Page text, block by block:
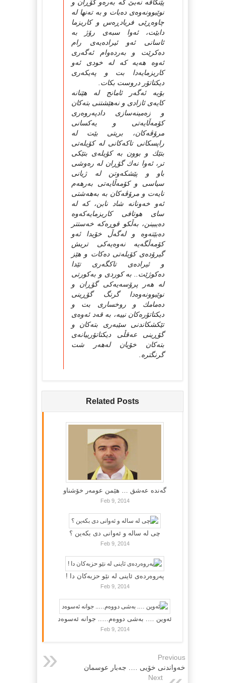
پێنگاڤه‌ نه‌بێ‌ كه‌ به‌ره‌و گۆڕان و
نوێبوونه‌وه‌ی ده‌بات و به‌ ته‌نها له‌
چاوه‌ڕێی فریادڕه‌س و كاریزما
دابێت، ئه‌وا سبه‌ی رۆژ به‌
ئاسانی ئه‌و ئیراده‌یه‌ی رام
ده‌كرێت و به‌رده‌وام ئه‌گه‌ری
ئه‌وه‌ هه‌یه‌ كه‌ له‌ خودی ئه‌و
كاریزمایه‌دا بت و په‌یكه‌ری
دیكتاتۆر دروست بكات.
بۆیه‌ ئه‌گه‌ر ئامانج له‌ هێنانه‌
كایه‌ی ئازادی و نه‌هێشتنی بته‌كان
و زه‌مینه‌سازی دادپه‌روه‌ری
كۆمه‌ڵایه‌تی و یه‌كسانی
مرۆڤه‌كان، بریتی بێت له‌
راپسكانی تاكه‌كانی له‌ كۆیله‌تی
بتێك و بوون به‌ كۆیله‌ی بتێكی
تر، ئه‌وا نه‌ك گۆڕان له‌ ره‌وشی
باو و پێشكه‌وتن له‌ ژیانی
سیاسی و كۆمه‌ڵایه‌تی به‌رهه‌م
نایه‌ت و مرۆڤه‌كان به‌ به‌هه‌شتی
ئه‌و خه‌ونانه‌ شاد نابن، كه‌ له‌
سای هوتافی كاریزمایه‌كه‌وه‌
ده‌یبینن، به‌ڵكو قوڕه‌كه‌ خه‌ستتر
ده‌بێته‌وه‌ و له‌گه‌ڵ خۆیدا ئه‌و
كۆمه‌ڵگه‌یه‌ نه‌وه‌یه‌كی تریش
گیرۆده‌ی كۆیله‌تی ده‌كات و هێز
و ئیراده‌ی تاكگه‌ری تێدا
ده‌كوژێت.. به‌ كوردی و به‌كورتی
له‌ هه‌ر پرۆسه‌یه‌كی گۆڕان و
نوێبوونه‌وه‌دا گرنگ گۆڕینی
ده‌مامك و روخساری بت و
دیكتاتۆره‌كان نییه‌، به‌ قه‌د ئه‌وه‌ی
تێكشكاندنی سێبه‌ری بته‌كان و
گۆڕینی عه‌قڵی دیكتاتۆرییانه‌ی
بته‌كان خۆیان له‌هه‌ر شت
گرنگتره‌.
Related Posts
گه‌نده‌ عه‌شق … هێمن عومه‌ر خۆشناو
Feb 9, 2014
چی لە سالە و ئەوانی دی بكەین ؟
Feb 9, 2014
پەروەردەی ئاینی لە نێو حزبەکان دا !
Feb 9, 2014
ئەوین …. بەشی دووەم….. جوانە ئەسوەد
Feb 9, 2014
Previous
خه‌واندنی خۆیی …. جه‌بار عوسمان
Next